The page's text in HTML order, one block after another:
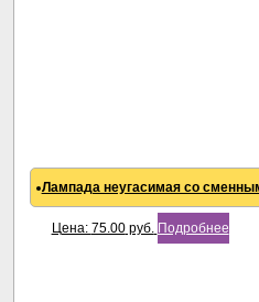
Лампада неугасимая со
Цена: 75.00руб. Подробнее